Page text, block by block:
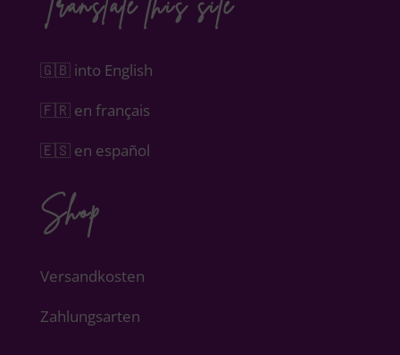
🇬🇧 into English
🇫🇷 en français
🇪🇸 en español
Shop
Versandkosten
Zahlungsarten